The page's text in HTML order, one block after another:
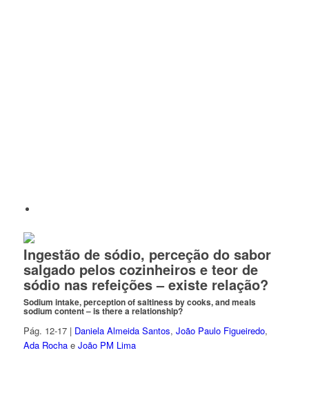
Ingestão de sódio, perceção do sabor
salgado pelos cozinheiros e teor de
sódio nas refeições – existe relação?
Sodium intake, perception of saltiness by cooks, and meals
sodium content – is there a relationship?
Pág. 12-17 | Daniela Almeida Santos, João Paulo Figueiredo,
Ada Rochae João PM Lima